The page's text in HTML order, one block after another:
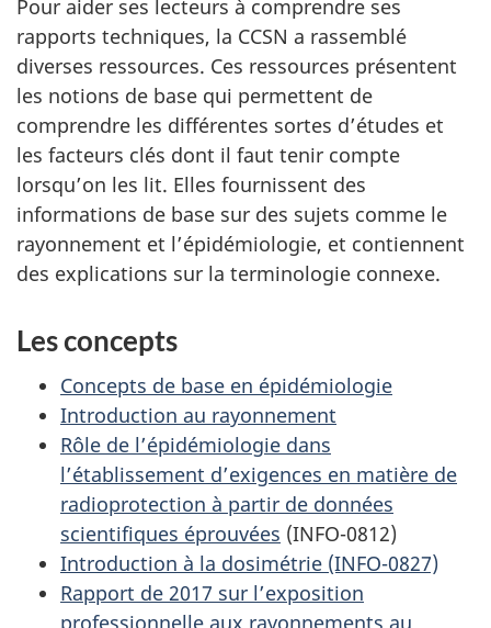
Pour aider ses lecteurs à comprendre ses
rapports techniques, la CCSN a rassemblé
diverses ressources. Ces ressources présentent
les notions de base qui permettent de
comprendre les différentes sortes d’études et
les facteurs clés dont il faut tenir compte
lorsqu’on les lit. Elles fournissent des
informations de base sur des sujets comme le
rayonnement et l’épidémiologie, et contiennent
des explications sur la terminologie connexe.
Les concepts
Concepts de base en épidémiologie
Introduction au rayonnement
Rôle de l’épidémiologie dans
l’établissement d’exigences en matière de
radioprotection à partir de données
scientifiques éprouvées (INFO-0812)
Introduction à la dosimétrie (INFO-0827)
Rapport de 2017 sur l’exposition
professionnelle aux rayonnements au